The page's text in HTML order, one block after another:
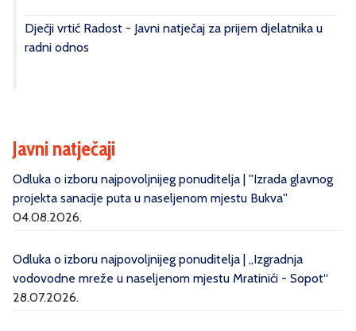
Dječji vrtić Radost - Javni natječaj za prijem djelatnika u
radni odnos
Javni natječaji
Odluka o izboru najpovoljnijeg ponuditelja | ''Izrada glavnog
projekta sanacije puta u naseljenom mjestu Bukva''
04.08.2026.
Odluka o izboru najpovoljnijeg ponuditelja | „Izgradnja
vodovodne mreže u naseljenom mjestu Mratinići - Sopot“
28.07.2026.